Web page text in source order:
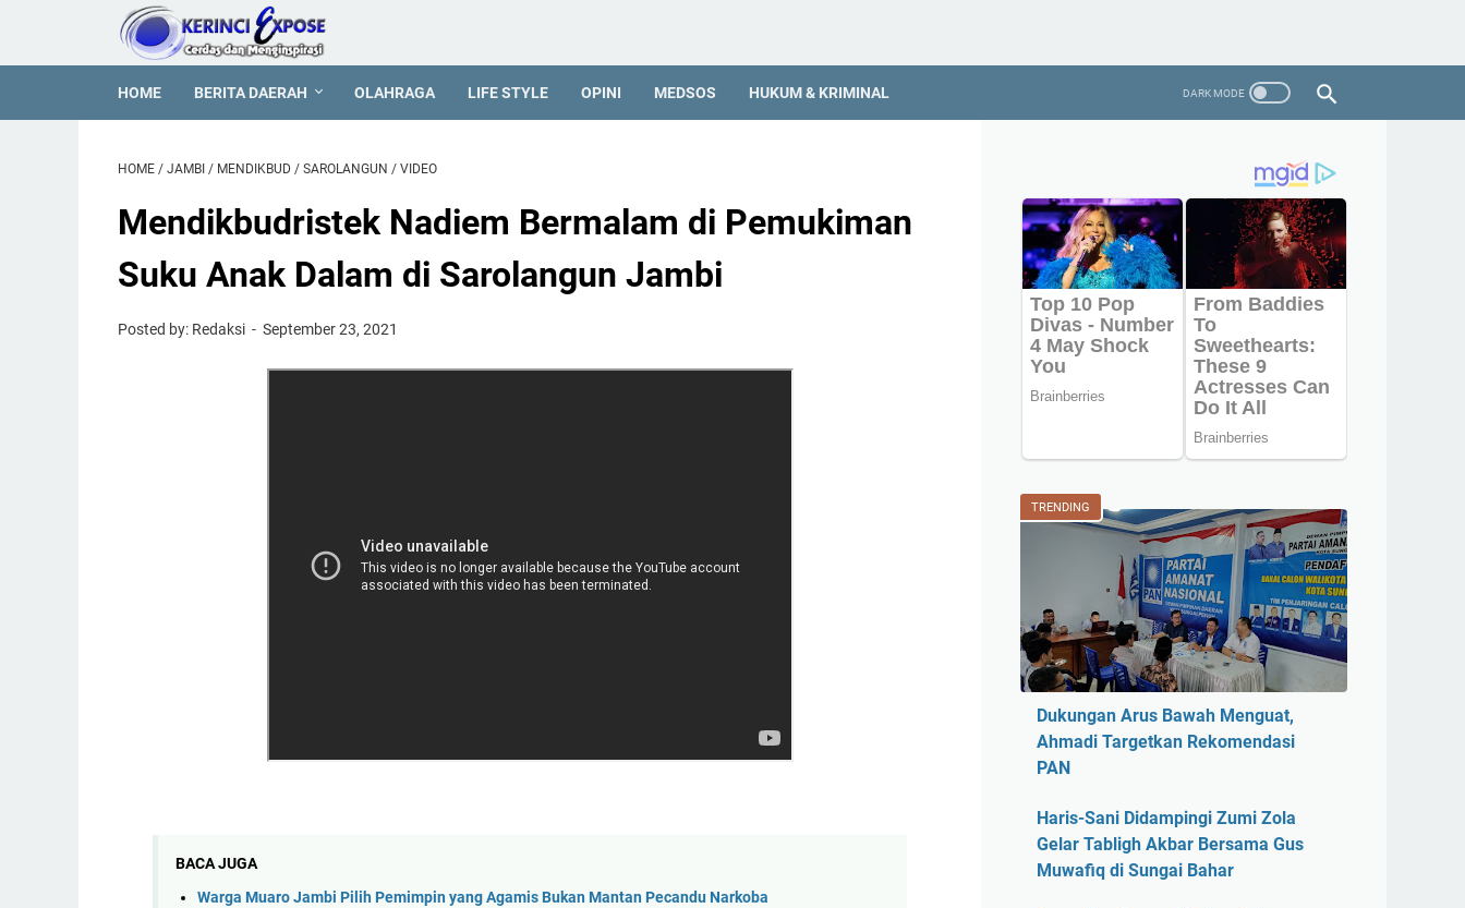
HOME BERITA DAERAH OLAHRAGA LIFE STYLE OPINI MEDSOS HUKUM & KRIMINAL
HOME / JAMBI / MENDIKBUD / SAROLANGUN / VIDEO
Mendikbudristek Nadiem Bermalam di Pemukiman
Suku Anak Dalam di Sarolangun Jambi
Posted by: Redaksi September 23, 2021
BACA JUGA
Warga Muaro Jambi Pilih Pemimpin yang Agamis Bukan Mantan Pecandu Narkoba
TRENDING
Dukungan Arus Bawah Menguat,
Ahmadi Targetkan Rekomendasi
PAN
Haris-Sani Didampingi Zumi Zola
Gelar Tabligh Akbar Bersama Gus
Muwafiq di Sungai Bahar